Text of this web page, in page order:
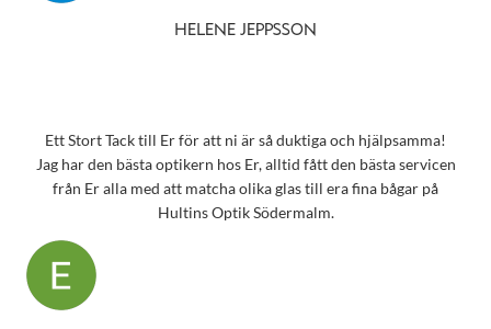
HELENE JEPPSSON
Ett Stort Tack till Er för att ni är så duktiga och hjälpsamma!
Jag har den bästa optikern hos Er, alltid fått den bästa servicen
från Er alla med att matcha olika glas till era fina bågar på
Hultins Optik Södermalm.